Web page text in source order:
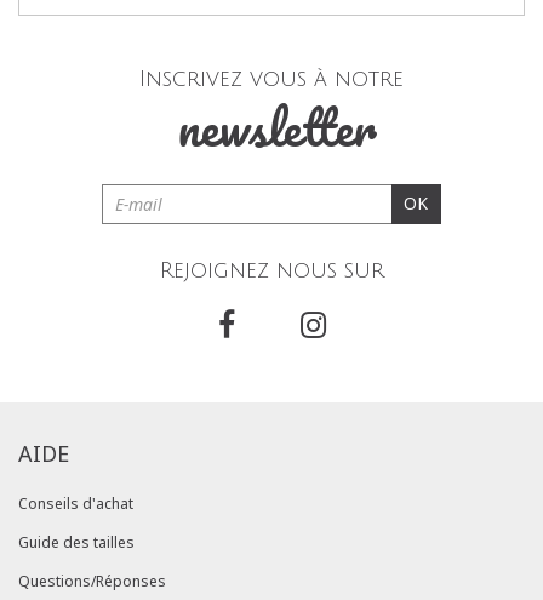
Inscrivez vous à notre
newsletter
OK
Rejoignez nous sur
AIDE
Conseils d'achat
Guide des tailles
Questions/Réponses